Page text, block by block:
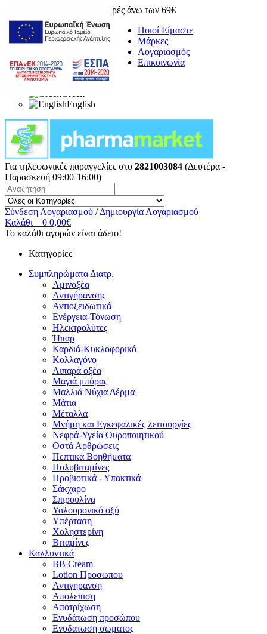
Δωρεάν μεταφορικά για αγορές άνω των 69€
Ποιοί Είμαστε
Μάρκες
Λογαριασμός
Επικοινωνία
Greek
English
Για τηλεφωνικές παραγγελίες στο 2821003084 (Δευτέρα -
Παρασκευή 09:00-16:00)
Σύνδεση Λογαριασμού / Δημιουργία Λογαριασμού
Καλάθι
0 0,00€
Το καλάθι αγορών είναι άδειο!
Κατηγορίες
Συμπληρώματα Διατρ.
Αμινοξέα
Αντιγήρανσης
Αντιοξειδωτικά
Ενέργεια-Τόνωση
Ηλεκτρολύτες
Ήπαρ
Καρδιά-Κυκλοφορικό
Κολλαγόνο
Λιπαρά οξέα
Μαγιά μπύρας
Μαλλιά Νύχια Δέρμα
Μάτια
Μέταλλα
Μνήμη και Εγκεφαλικές λειτουργίες
Νεφρά-Υγεία Ουροποιητικού
Οστά Αρθρώσεις
Πεπτικά Βοηθήματα
Πολυβιταμίνες
Προβιοτικά - Υπακτικά
Σάκχαρο
Σπιρουλίνα
Υαλουρονικό οξύ
Υπέρταση
Χοληστερίνη
Βιταμίνες
Καλλυντικά
BB Cream
Lotion Προσωπου
Αντιγηρανση
Απολεπιση
Αποτρίχωση
Ενυδάτωση προσώπου
Ενυδατωση σωματος